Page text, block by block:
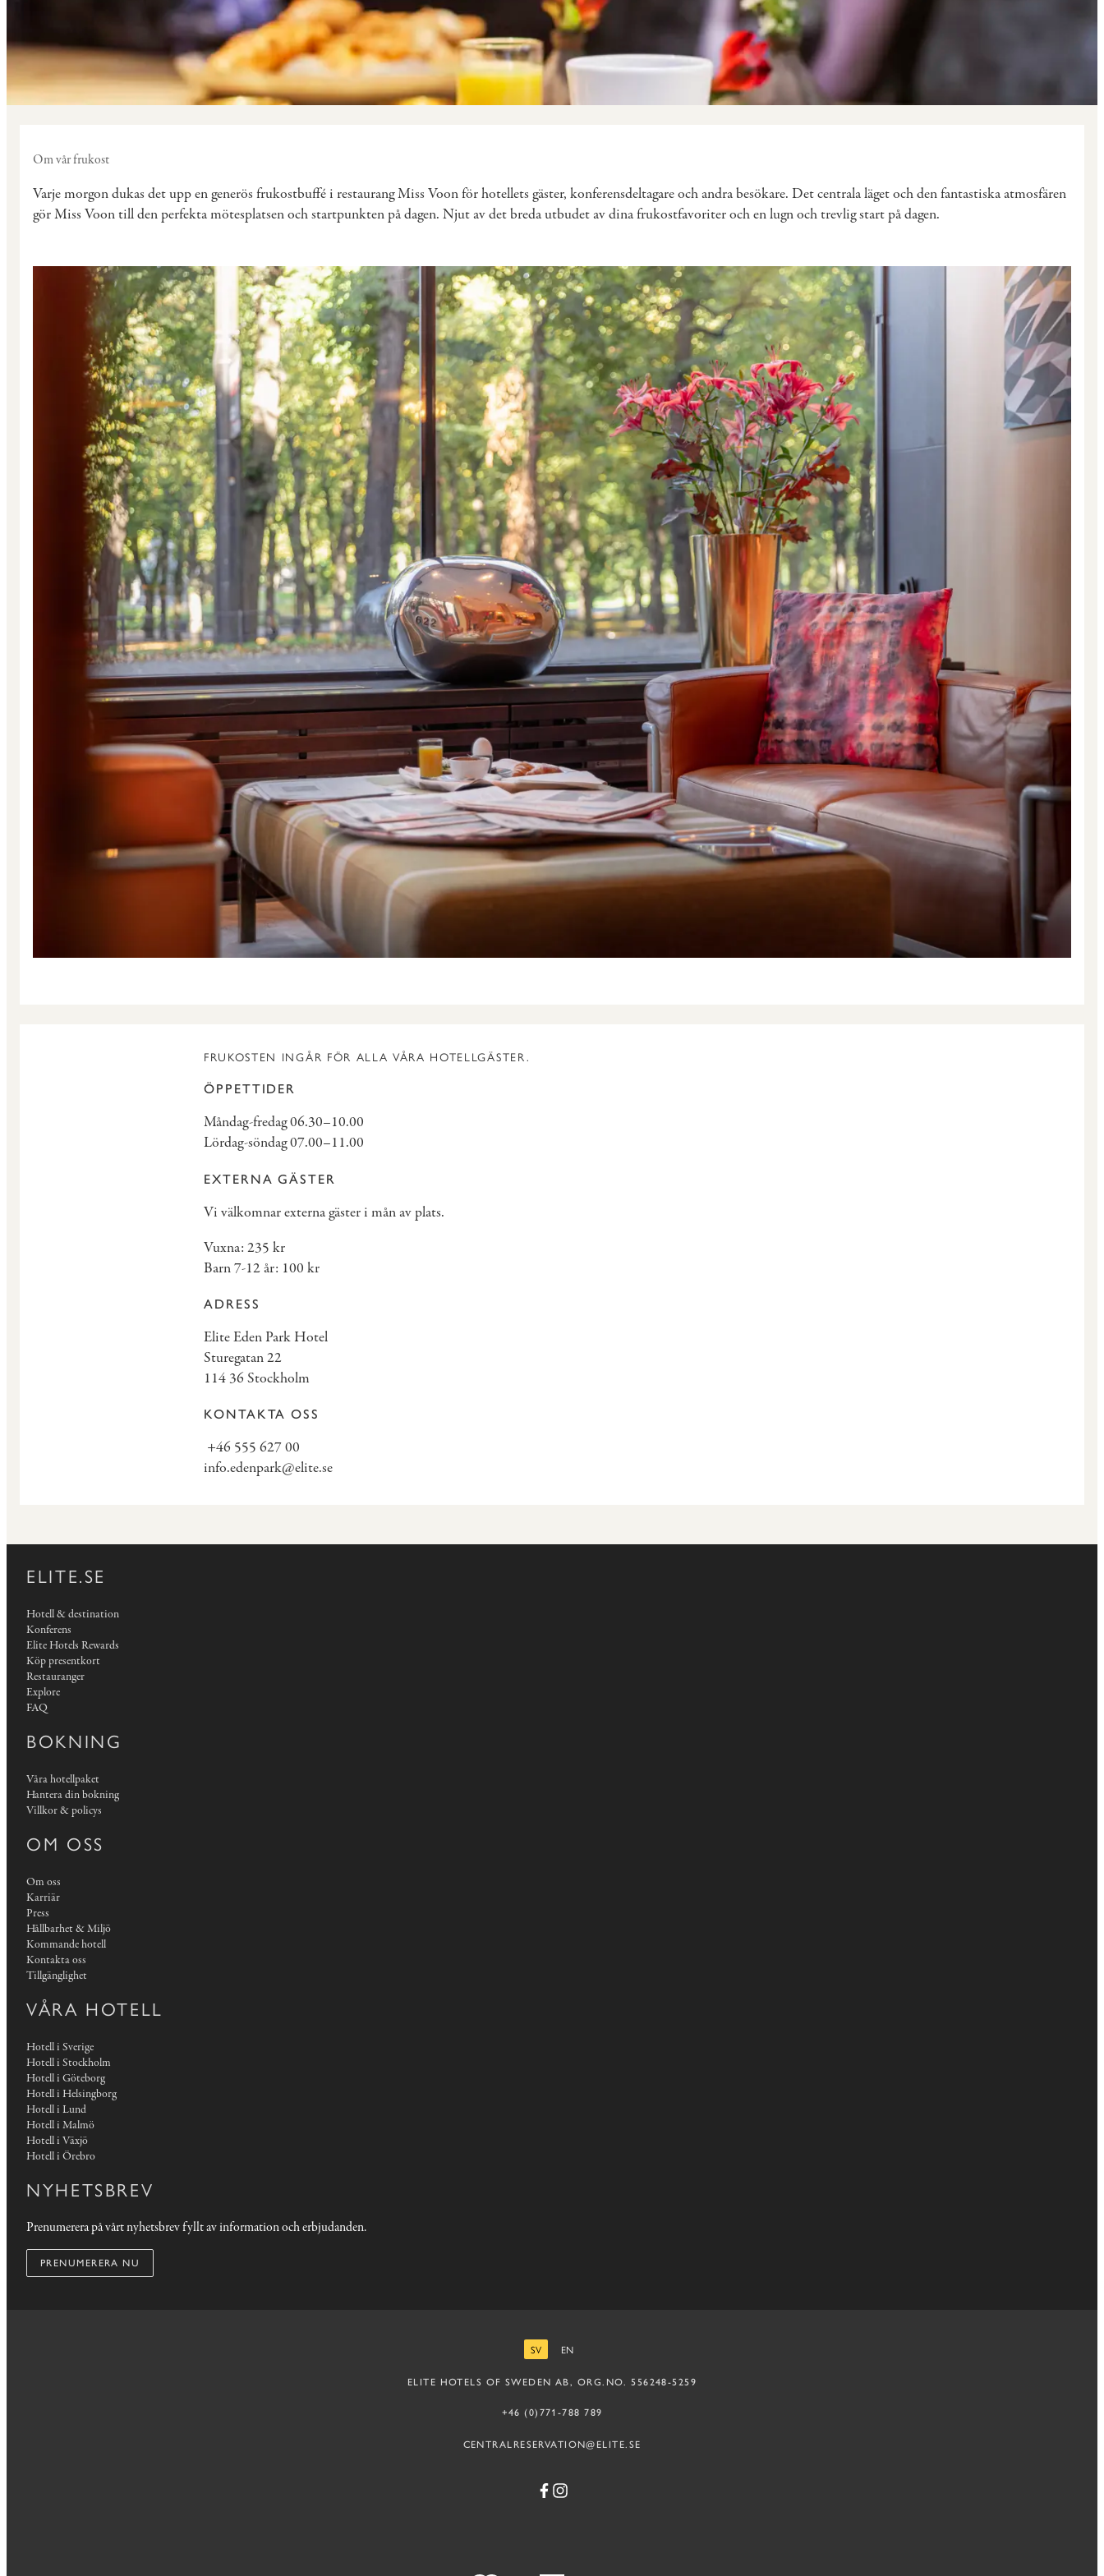
Om vår frukost
Varje morgon dukas det upp en generös frukostbuffé i restaurang Miss Voon för hotellets gäster, konferensdeltagare och andra besökare. Det centrala läget och den fantastiska atmosfären
gör Miss Voon till den perfekta mötesplatsen och startpunkten på dagen. Njut av det breda utbudet av dina frukostfavoriter och en lugn och trevlig start på dagen.
FRUKOSTEN INGÅR FÖR ALLA VÅRA HOTELLGÄSTER.
ÖPPETTIDER
Måndag-fredag 06.30–10.00
Lördag-söndag 07.00–11.00
EXTERNA GÄSTER
Vi välkomnar externa gäster i mån av plats.
Vuxna: 235 kr
Barn 7-12 år: 100 kr
ADRESS
Elite Eden Park Hotel
Sturegatan 22
114 36 Stockholm
KONTAKTA OSS
+46 555 627 00
info.edenpark@elite.se
ELITE.SE
Hotell & destination
Konferens
Elite Hotels Rewards
Köp presentkort
Restauranger
Explore
FAQ
BOKNING
Våra hotellpaket
Hantera din bokning
Villkor & policys
OM OSS
Om oss
Karriär
Press
Hållbarhet & Miljö
Kommande hotell
Kontakta oss
Tillgänglighet
VÅRA HOTELL
Hotell i Sverige
Hotell i Stockholm
Hotell i Göteborg
Hotell i Helsingborg
Hotell i Lund
Hotell i Malmö
Hotell i Växjö
Hotell i Örebro
NYHETSBREV
Prenumerera på vårt nyhetsbrev fyllt av information och erbjudanden.
PRENUMERERA NU
SV
EN
ELITE HOTELS OF SWEDEN AB, ORG.NO. 556248-5259
+46 (0)771-788 789
CENTRALRESERVATION@ELITE.SE